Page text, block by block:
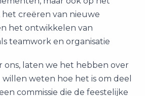
het creëren van nieuwe
het ontwikkelen van
teamwork en organisatie
ons, laten we het hebben over
willen weten hoe het is om deel
commissie die de feestelijke